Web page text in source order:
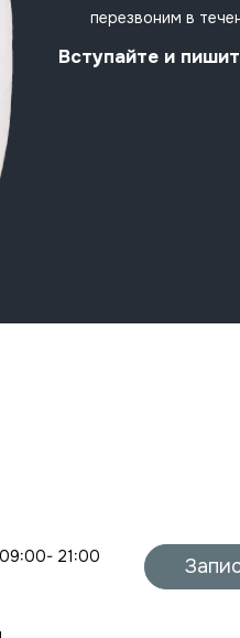
перезвоним в
Вступайте и
21:00